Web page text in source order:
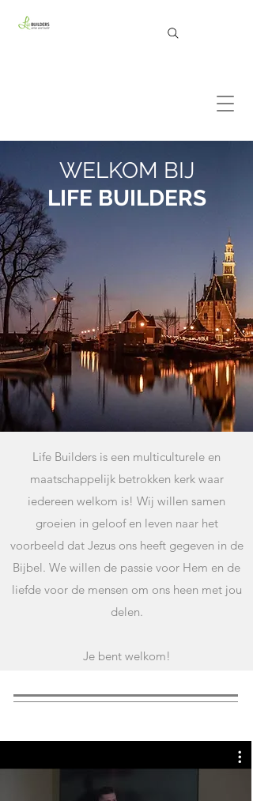
WELKOM BIJ
LIFE BUILDERS
Life Builders is een multiculturele en
maatschappelijk betrokken kerk waar
iedereen welkom is! Wij willen samen
groeien in geloof en leven naar het
voorbeeld dat Jezus ons heeft gegeven in de
Bijbel. We willen de passie voor Hem en de
liefde voor de mensen om ons heen met jou
delen.
Je bent welkom!